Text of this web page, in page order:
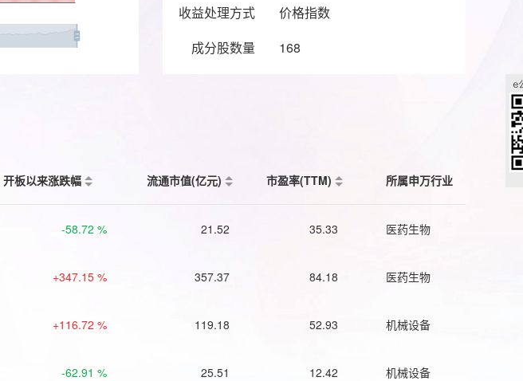
收益处理方式
价格指数
成分股数量
168
开板以来涨跌幅 流通市值(亿元) 市盈率(TTM) 所属申万行业
-58.72 % 21.52 35.33 医药生物
+347.15 % 357.37 84.18 医药生物
+116.72 % 119.18 52.93 机械设备
-62.91 % 25.51 12.42 机械设备